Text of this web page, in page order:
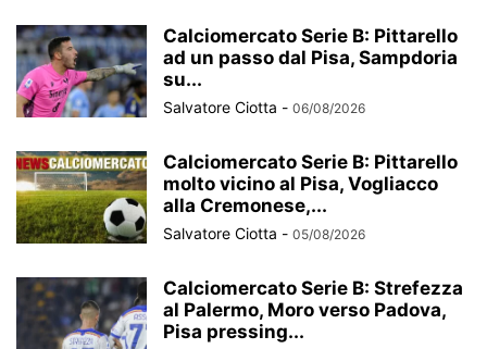
Calciomercato Serie B: Pittarello
ad un passo dal Pisa, Sampdoria
su...
Salvatore Ciotta - 06/08/2026
Calciomercato Serie B: Pittarello
molto vicino al Pisa, Vogliacco
alla Cremonese,...
Salvatore Ciotta - 05/08/2026
Calciomercato Serie B: Strefezza
al Palermo, Moro verso Padova,
Pisa pressing...